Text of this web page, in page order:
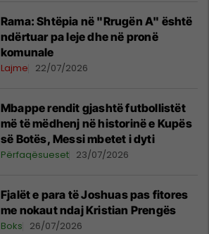
Rama: Shtëpia në "Rrugën A" është
ndërtuar pa leje dhe në pronë
komunale
Lajme 22/07/2026
Mbappe rendit gjashtë futbollistët
më të mëdhenj në historinë e Kupës
së Botës, Messi mbetet i dyti
Përfaqësueset 23/07/2026
Fjalët e para të Joshuas pas fitores
me nokaut ndaj Kristian Prengës
Boks 26/07/2026